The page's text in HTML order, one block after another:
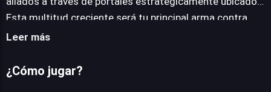
Esta multitud creciente será tu principal arma contra
hordas de enemigos que se vuelven progresivamente
escenarios donde la adaptación es crucial. Te
Leer más
¿Cómo jugar?